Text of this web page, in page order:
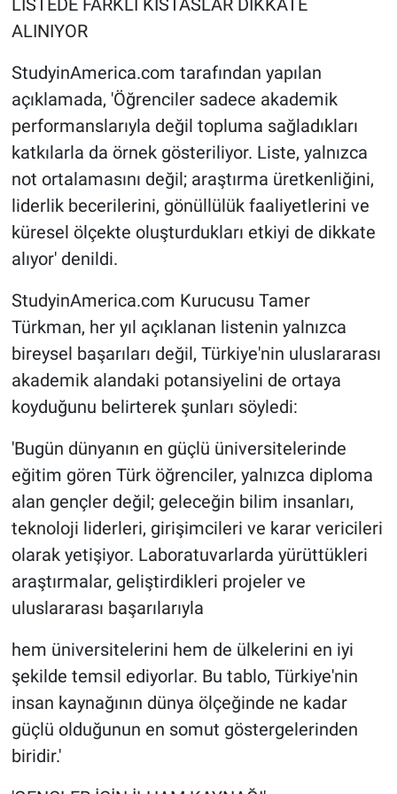
LİSTEDE FARKLI KISTASLAR DİKKATE
ALINIYOR
StudyinAmerica.com tarafından yapılan
açıklamada, 'Öğrenciler sadece akademik
performanslarıyla değil topluma sağladıkları
katkılarla da örnek gösteriliyor. Liste, yalnızca
not ortalamasını değil; araştırma üretkenliğini,
liderlik becerilerini, gönüllülük faaliyetlerini ve
küresel ölçekte oluşturdukları etkiyi de dikkate
alıyor' denildi.
StudyinAmerica.com Kurucusu Tamer
Türkman, her yıl açıklanan listenin yalnızca
bireysel başarıları değil, Türkiye'nin uluslararası
akademik alandaki potansiyelini de ortaya
koyduğunu belirterek şunları söyledi:
'Bugün dünyanın en güçlü üniversitelerinde
eğitim gören Türk öğrenciler, yalnızca diploma
alan gençler değil; geleceğin bilim insanları,
teknoloji liderleri, girişimcileri ve karar vericileri
olarak yetişiyor. Laboratuvarlarda yürüttükleri
araştırmalar, geliştirdikleri projeler ve
uluslararası başarılarıyla
hem üniversitelerini hem de ülkelerini en iyi
şekilde temsil ediyorlar. Bu tablo, Türkiye'nin
insan kaynağının dünya ölçeğinde ne kadar
güçlü olduğunun en somut göstergelerinden
biridir.'